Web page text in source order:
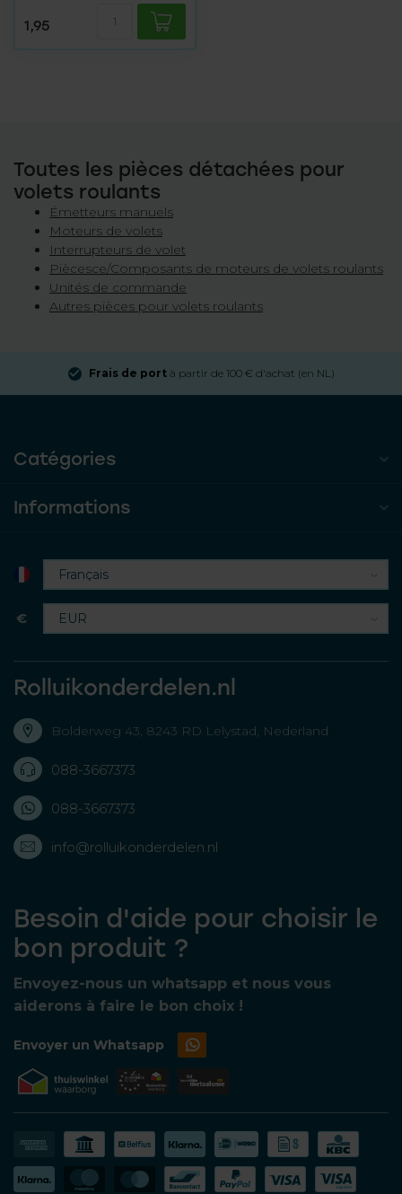
1,95
Toutes les pièces détachées pour
volets roulants
Émetteurs manuels
Moteurs de volets
Interrupteurs de volet
Piècesce/Composants de moteurs de volets roulants
Unités de commande
Autres pièces pour volets roulants
Frais de portà partir de 100 € d'achat (en NL)
Catégories
Informations
€
Rolluikonderdelen.nl
Bolderweg 43, 8243 RD Lelystad, Nederland
088-3667373
088-3667373
info@rolluikonderdelen.nl
Besoin d'aide pour choisir le
bon produit ?
Envoyez-nous un whatsapp et nous vous
aiderons à faire le bon choix !
Envoyer un Whatsapp